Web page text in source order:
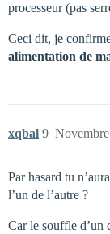
processeur (pas
Ceci dit, je
alimentation de
xqbal 9
Par hasard tu
l’un de l’autre ?
Car le souffle d’un